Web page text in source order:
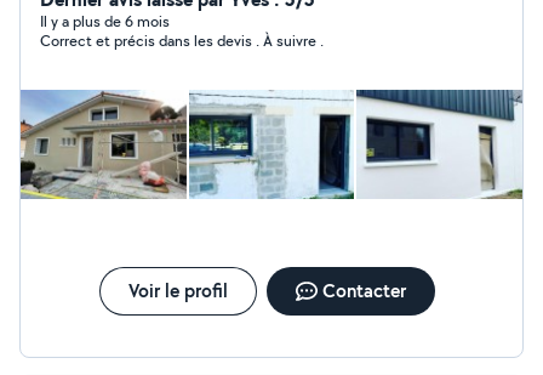
Il y a plus de 6 mois
Correct et précis dans les devis . À suivre .
Voir le profil Contacter